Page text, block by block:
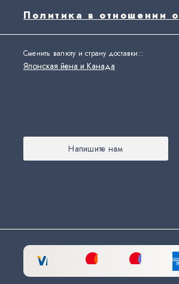
Политика в отношении
Сменить валюту и страну доставки::
Японская йена и Канада
Напишите нам